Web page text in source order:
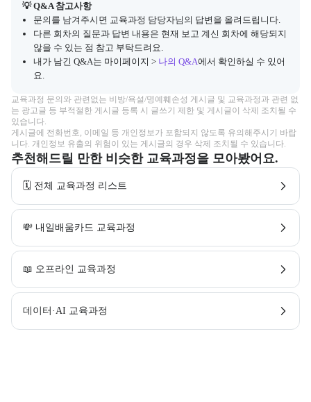
💡 Q&A 참고사항
문의를 남겨주시면 교육과정 담당자님의 답변을 올려드립니다.
다른 회차의 질문과 답변 내용은 현재 보고 계신 회차에 해당되지
않을 수 있는 점 참고 부탁드려요.
내가 남긴 Q&A는 마이페이지 > 나의 Q&A에서 확인하실 수 있어
요.
교육과정 문의와 관련없는 비방/욕설/명예훼손성 게시글 및 교육과정과 관련 없
는 광고글 등 부적절한 게시글 등록 시 글쓰기 제한 및 게시글이 삭제 조치될 수
있습니다.
게시글에 전화번호, 이메일 등 개인정보가 포함되지 않도록 유의해주시기 바랍
니다. 개인정보 유출의 위험이 있는 게시글의 경우 삭제 조치될 수 있습니다.
추천해드릴 만한 비슷한 교육과정을 모아봤어요.
🗓️ 전체 교육과정 리스트
💸 내일배움카드 교육과정
📖 오프라인 교육과정
데이터·AI 교육과정